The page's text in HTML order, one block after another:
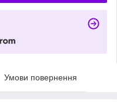
Умови повернення